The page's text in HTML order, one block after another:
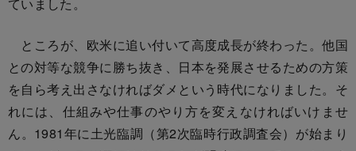
ところが、欧米に追い付いて高度成長が終わった。他国
との対等な競争に勝ち抜き、日本を発展させるための方策
を自ら考え出さなければダメという時代になりました。そ
れには、仕組みや仕事のやり方を変えなければいけませ
ん。1981年に土光臨調（第2次臨時行政調査会）が始まり